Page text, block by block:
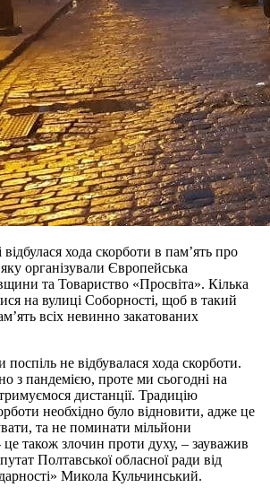
хода скорботи в пам’ять про
організували Європейська
та Товариство «Просвіта». Кілька
на вулиці Соборності, щоб в такий
всіх невинно закатованих
не відбувалася хода скорботи.
з пандемією, проте ми сьогодні на
дистанції. Традицію
необхідно було відновити, адже це
та не поминати мільйони
це також злочин проти духу, – зауважив
Полтавської обласної ради від
Микола Кульчинський.